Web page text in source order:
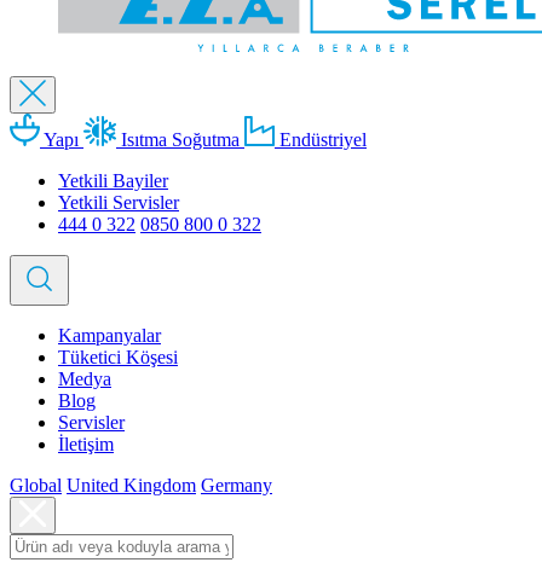
Yapı Isıtma Soğutma
Endüstriyel
Yetkili Bayiler
Yetkili Servisler
444 0 322 0850 800 0 322
Kampanyalar
Tüketici Köşesi
Medya
Blog
Servisler
İletişim
Global United Kingdom Germany